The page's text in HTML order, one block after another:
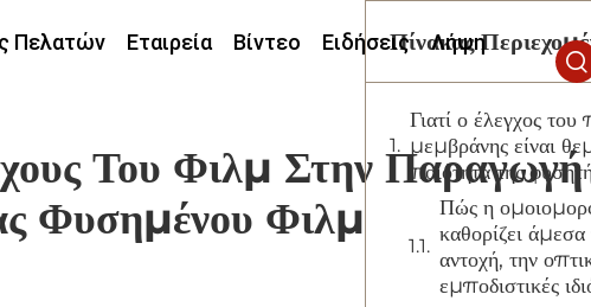
Πελατών Εταιρεία Βίντεο Ειδήσεις
Λήψη
Του Φιλμ Στην
Φυσημένου Φιλμ
Πίνακας
Γιατί ο έλεγχος του
μεμβράνης είναι
ποιότητα της
Πώς η
καθορίζει
αντοχή, την
εμποδιστικές